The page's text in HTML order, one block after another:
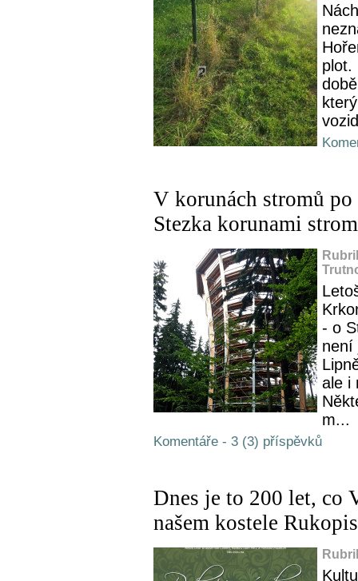
plot.
V korunách stromů
Stezka korunami
- o
není
ale i
m...
Komentáře - 3 (3) příspěvků
Dnes je to 200 let, co
našem kostele